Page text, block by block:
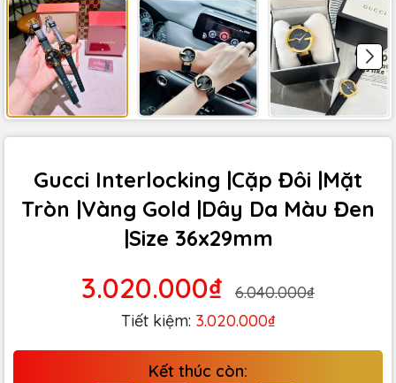
Gucci Interlocking |Cặp Đôi |Mặt
Tròn |Vàng Gold |Dây Da Màu Đen
|Size 36x29mm
3.020.000₫
6.040.000₫
Tiết kiệm: 3.020.000₫
Kết thúc còn: